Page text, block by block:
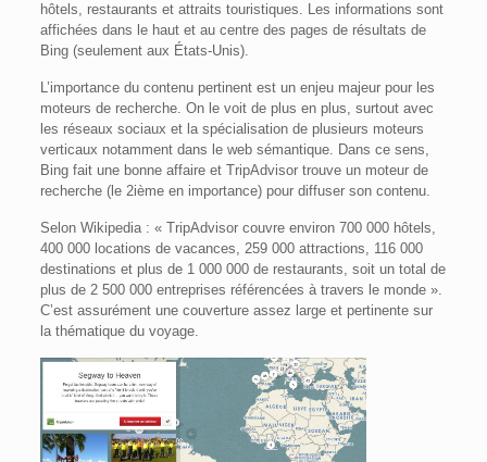
hôtels, restaurants et attraits touristiques. Les informations sont
affichées dans le haut et au centre des pages de résultats de
Bing (seulement aux États-Unis).
L’importance du contenu pertinent est un enjeu majeur pour les
moteurs de recherche. On le voit de plus en plus, surtout avec
les réseaux sociaux et la spécialisation de plusieurs moteurs
verticaux notamment dans le web sémantique. Dans ce sens,
Bing fait une bonne affaire et TripAdvisor trouve un moteur de
recherche (le 2ième en importance) pour diffuser son contenu.
Selon Wikipedia : « TripAdvisor couvre environ 700 000 hôtels,
400 000 locations de vacances, 259 000 attractions, 116 000
destinations et plus de 1 000 000 de restaurants, soit un total de
plus de 2 500 000 entreprises référencées à travers le monde ».
C’est assurément une couverture assez large et pertinente sur
la thématique du voyage.